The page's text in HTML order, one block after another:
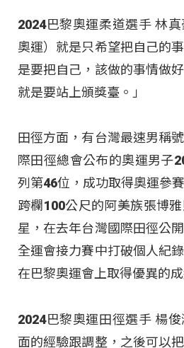
2024巴黎奧運柔道選手 林
奧運）就是只希望把自己的
是要把自己，該做的事情做
就是要站上頒獎臺。」
田徑方面，有台灣最速男稱
際田徑總會公布的奧運男子
列第46位，成功取得奧運參
跨欄100公尺的阿美族張博
星，在去年台灣國際田徑公
全運會接力賽中打破個人紀
在巴黎奧運會上取得優異的成
2024巴黎奧運田徑選手 楊
面的經驗跟調整，之後可以